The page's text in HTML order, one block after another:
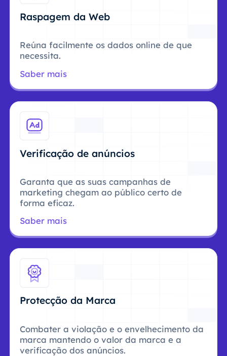
Raspagem da Web
Reúna facilmente os dados online de que
necessita.
Saber mais
Verificação de anúncios
Garanta que as suas campanhas de
marketing chegam ao público certo de
forma eficaz.
Saber mais
Protecção da Marca
Combater a violação e o envelhecimento da
marca mantendo o valor da marca e a
verificação dos anúncios.